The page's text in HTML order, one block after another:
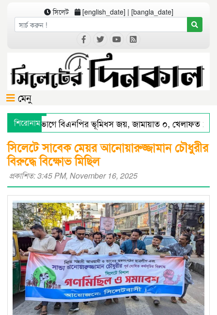
সিলেট [english_date] | [bangla_date]
মেনু
শিরোনাম
সিলেট বিভাগে বিএনপির ভূমিধস জয়, জামায়াত ০, খেলাফত ১
সিলেটে স্মার্ট পুলিশিংয়ে আইন-শৃঙ্খলায় স্বস্তি : শ’ত দিনে
সিলেটে সাবেক মেয়র আনোয়ারুজ্জামান চৌধুরীর
বিরুদ্ধে বিক্ষোভ মিছিল
প্রকাশিত: 3:45 PM, November 16, 2025